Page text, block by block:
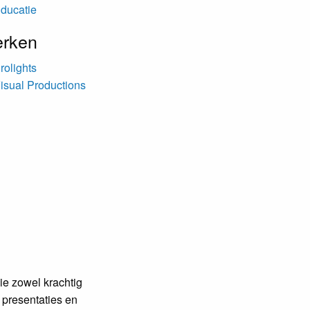
Productions
zowel krachtig
en